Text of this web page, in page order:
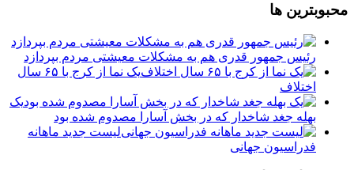
محبوبترین ها
رئیس جمهور قدری هم به مشکلات معیشتی مردم بپردازد
یک نما از کرج با ۶۵ سال
اختلاف
یک
بهله جغد شاخدار که در بخش آسارا مصدوم شده بود
لیست جدید ماهانه
فدراسیون جهانی